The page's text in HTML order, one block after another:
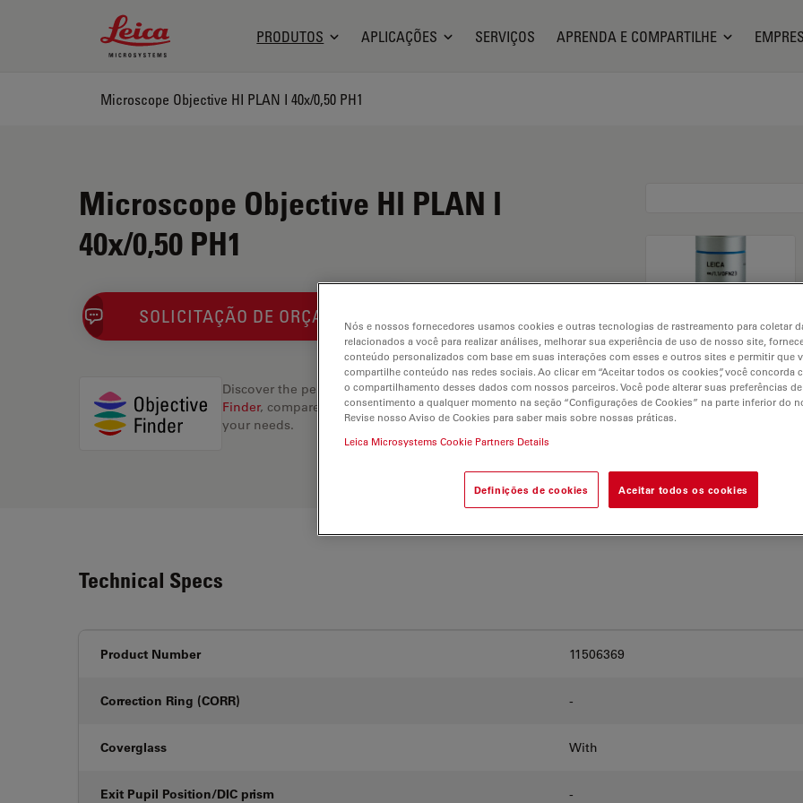
Leica Microsystems Logo
PRODUTOS APLICAÇÕES SERVIÇOS APRENDA E COMPARTILHE
Microscope Objective HI PLAN I 40x/0,50 PH1
Microscope Objective HI PLAN I
40x/0,50 PH1
SOLICITAÇÃO DE ORÇAMENTO
Discover the perfect solution. Explore our Objective
Finder, compare alternatives, and find the best fit for
your needs.
Technical Specs
Product Number 11506369
Correction Ring (CORR) -
Coverglass With
Exit Pupil Position/DIC prism -
Nós e nossos fornecedores usamos cookies e outras tecnologias de rastreamento para coletar
relacionados a você para realizar análises, melhorar sua experiência de uso de nosso site,
conteúdo personalizados com base em suas interações com esses e outros sites e permitir que
compartilhe conteúdo nas redes sociais. Ao clicar em “Aceitar todos os cookies”, você concorda
o compartilhamento desses dados com nossos parceiros. Você pode alterar suas preferências de
consentimento a qualquer momento na seção “Configurações de Cookies” na parte inferior do
Revise nosso Aviso de Cookies para saber mais sobre nossas práticas.
Leica Microsystems Cookie Partners Details
Definições de cookies Aceitar todos os cookies